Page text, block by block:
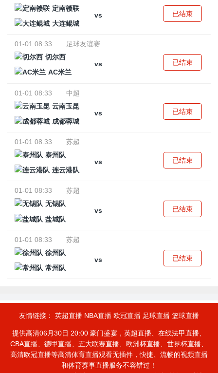
定南赣联
vs
大连鲲城
已结束
01-01 08:33
足球友谊赛
切尔西
vs
AC米兰
已结束
01-01 08:33
中超
云南玉昆
vs
成都蓉城
已结束
01-01 08:33
苏超
泰州队
vs
连云港队
已结束
01-01 08:33
苏超
无锡队
vs
盐城队
已结束
01-01 08:33
苏超
徐州队
vs
常州队
已结束
友情链接： 英超直播 NBA直播 欧冠直播 足球直播 篮球直播
提供高清06月30日 20:00 豪门盛宴，英超直播、在线法甲直播、
CBA直播、德甲直播、五大联赛直播、欧洲杯直播、世界杯直播、
高清欧冠直播等高清体育直播观看无插件，快捷、流畅的视频直播
和体育赛事直播服务不容错过！